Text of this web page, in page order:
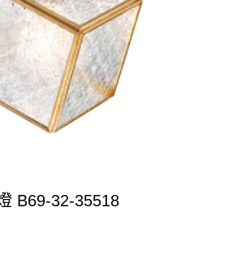
B69-32-35518